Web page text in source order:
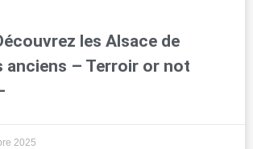
les Alsace de
anciens – Terroir or not
2025